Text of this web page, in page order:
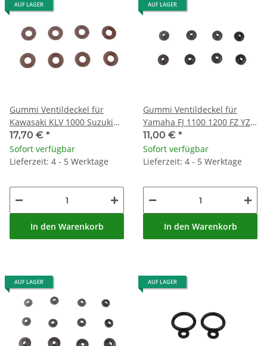
AUF LAGER
Gummi Ventildeckel für
Kawasaki KLV 1000 Suzuki
AN 250 GSF 1200 GSX 1100 #
09161-11006
17,70 € *
Sofort verfügbar
Lieferzeit: 4 - 5 Werktage
In den Warenkorb
AUF LAGER
Gummi Ventildeckel für
Yamaha FJ 1100 1200 FZ YZF
750 FZR 400 600 TDM 850 #
2GH-1111G-00
11,00 € *
Sofort verfügbar
Lieferzeit: 4 - 5 Werktage
In den Warenkorb
AUF LAGER AUF LAGER